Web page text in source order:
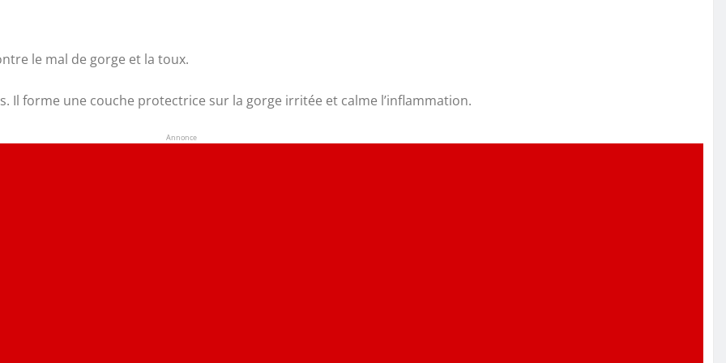
le mal de gorge et la toux.
Il forme une couche protectrice sur la gorge irritée et calme l’inflammation.
Annonce